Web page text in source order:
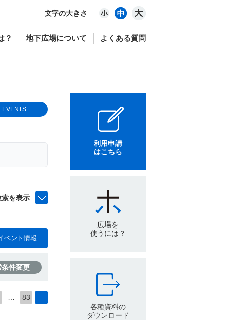
文字の大きさ
？ 地下広場について よくある質問
EVENTS
を表示
ベント情報
条件変更
83
利用申請
はこちら
広場を
使うには？
各種資料の
ダウンロード